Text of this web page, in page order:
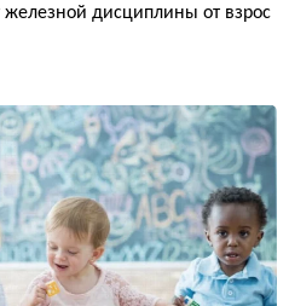
железной дисциплины от взрос